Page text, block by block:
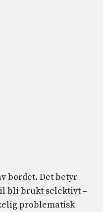
bordet. Det betyr
bli brukt selektivt –
problematisk